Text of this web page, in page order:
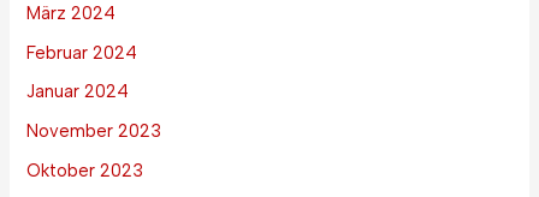
März 2024
Februar 2024
Januar 2024
November 2023
Oktober 2023